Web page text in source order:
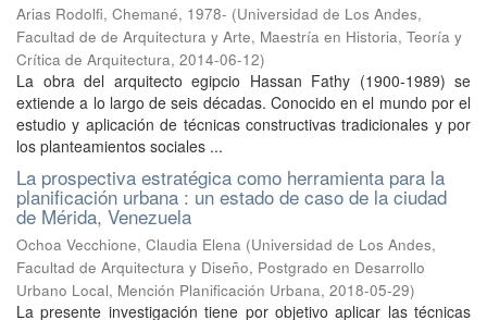
Arias Rodolfi, Chemané, 1978- (Universidad de Los Andes,
Facultad de de Arquitectura y Arte, Maestría en Historia, Teoría y
Crítica de Arquitectura, 2014-06-12)
La obra del arquitecto egipcio Hassan Fathy (1900-1989) se
extiende a lo largo de seis décadas. Conocido en el mundo por el
estudio y aplicación de técnicas constructivas tradicionales y por
los planteamientos sociales ...
La prospectiva estratégica como herramienta para la
planificación urbana : un estado de caso de la ciudad
de Mérida, Venezuela
Ochoa Vecchione, Claudia Elena (Universidad de Los Andes,
Facultad de Arquitectura y Diseño, Postgrado en Desarrollo
Urbano Local, Mención Planificación Urbana, 2018-05-29)
La presente investigación tiene por objetivo aplicar las técnicas